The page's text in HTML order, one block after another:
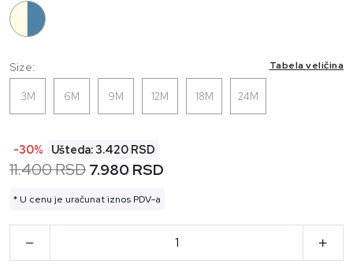
Size: Tabela veličina
3M 6M 9M 12M 18M 24M
-30% Ušteda: 3.420 RSD
11.400 RSD7.980 RSD
* U cenu je uračunat iznos PDV-a